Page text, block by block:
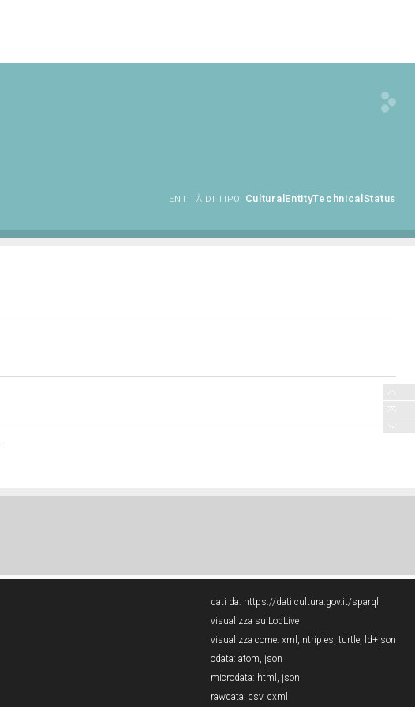
ENTITÀ DI TIPO: CulturalEntityTechnicalStatus
dati da: https://dati.cultura.gov.it/sparql
visualizza su LodLive
visualizza come: xml , ntriples, turtle, ld+json
odata: atom, json
microdata: html , json
rawdata: csv, cxml